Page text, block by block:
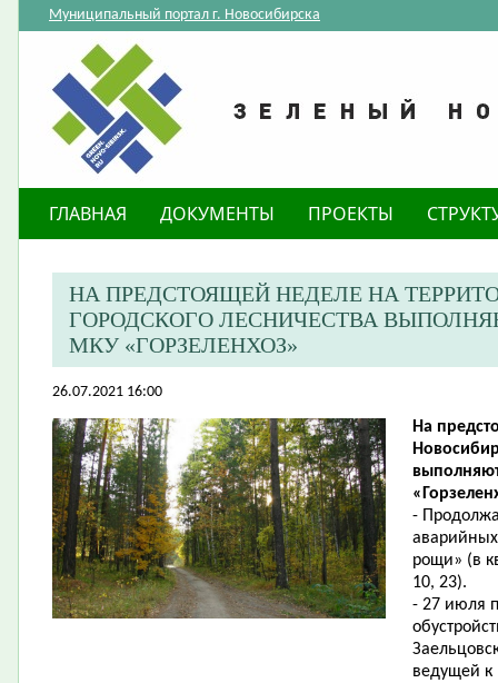
Муниципальный портал г. Новосибирска
ГЛАВНАЯ ДОКУМЕНТЫ ПРОЕКТЫ
​НА ПРЕДСТОЯЩЕЙ НЕДЕЛЕ НА
ГОРОДСКОГО ЛЕСНИЧЕСТВА
МКУ «ГОРЗЕЛЕНХОЗ»
26.07.2021 16:00
​На
-
рощи» (в
10, 23).
- 27 июля
ведущей к